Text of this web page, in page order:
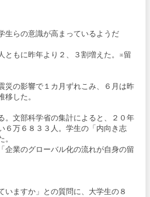
生らの意識が高まっているようだ
ともに昨年より２、３割増えた。※留
災の影響で１カ月ずれこみ、６月は昨
した。
。文部科学省の集計によると、２０年
６万６８３３人。学生の「内向き志
企業のグローバル化の流れが自身の留
ますか」との質問に、大学生の８